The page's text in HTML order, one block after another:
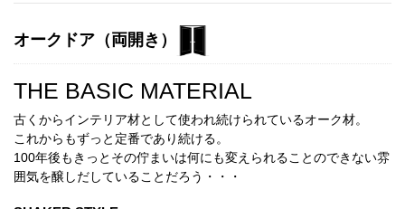
オークドア（両開き）
THE BASIC MATERIAL
古くからインテリア材として使われ続けられているオーク材。
これからもずっと定番であり続ける。
100年後もきっとその佇まいは何にも変えられることのできない雰
囲気を醸しだしていることだろう・・・